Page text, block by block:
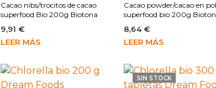
Cacao nibs/trocitos de cacao
superfood Bio 200g Biotona
9,91€
LEER MÁS
Cacao powder/cacao en
superfood bio 200g
8,64€
LEER MÁS
SIN STOCK